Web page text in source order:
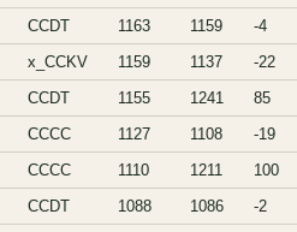
CCDT 1163 1159 -4
x_CCKV 1159 1137 -22
CCDT 1155 1241 85
CCCC 1127 1108 -19
CCCC 1110 1211 100
CCDT 1088 1086 -2